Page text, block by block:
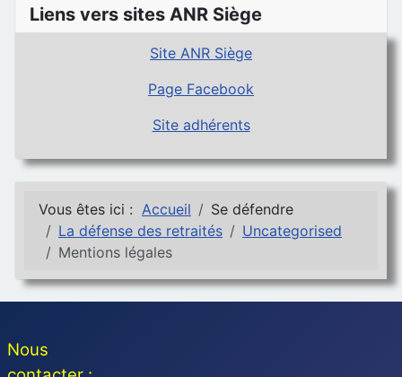
Liens vers sites ANR Siège
Site ANR Siège
Page Facebook
Site adhérents
Vous êtes ici : Accueil
Se défendre
La défense des retraités
Uncategorised
Mentions légales
Nous